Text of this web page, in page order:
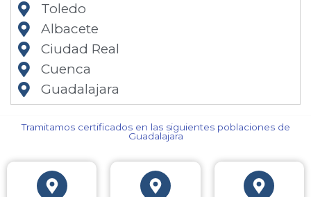
Toledo
Albacete
Ciudad Real
Cuenca
Guadalajara
Tramitamos certificados en las siguientes poblaciones de
Guadalajara​